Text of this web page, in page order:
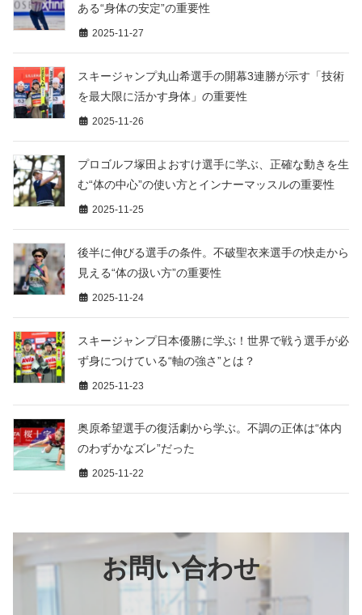
ある“身体の安定”の重要性
2025-11-27
スキージャンプ丸山希選手の開幕3連勝が示す「技術
を最大限に活かす身体」の重要性
2025-11-26
プロゴルフ塚田よおすけ選手に学ぶ、正確な動きを生
む“体の中心”の使い方とインナーマッスルの重要性
2025-11-25
後半に伸びる選手の条件。不破聖衣来選手の快走から
見える“体の扱い方”の重要性
2025-11-24
スキージャンプ日本優勝に学ぶ！世界で戦う選手が必
ず身につけている“軸の強さ”とは？
2025-11-23
奥原希望選手の復活劇から学ぶ。不調の正体は“体内
のわずかなズレ”だった
2025-11-22
お問い合わせ